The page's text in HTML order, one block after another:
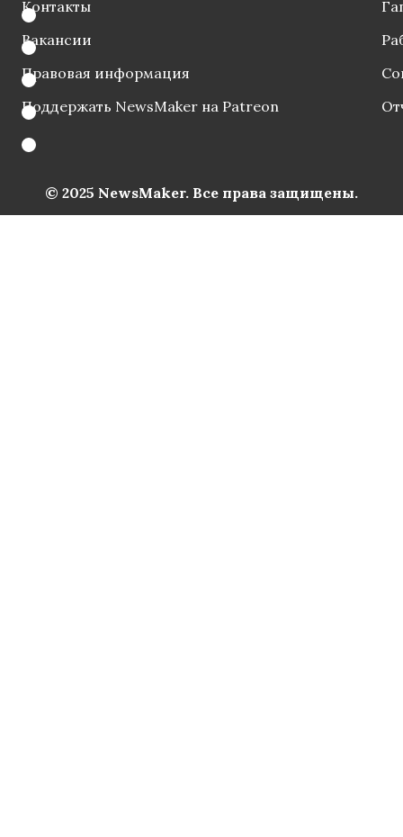
Контакты
Вакансии
Правовая информация
Поддержать NewsMaker на Patreon
© 2025 NewsMaker. Все права защищены.